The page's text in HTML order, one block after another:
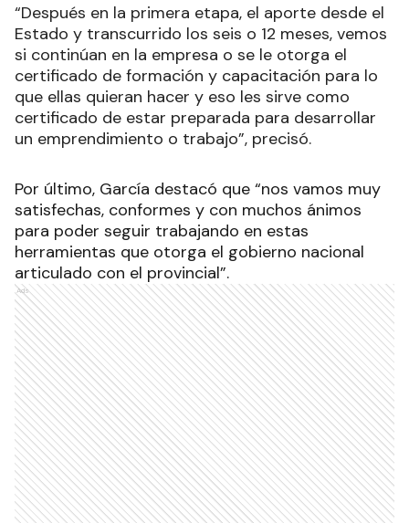
“Después en la primera etapa, el aporte desde el
Estado y transcurrido los seis o 12 meses, vemos
si continúan en la empresa o se le otorga el
certificado de formación y capacitación para lo
que ellas quieran hacer y eso les sirve como
certificado de estar preparada para desarrollar
un emprendimiento o trabajo”, precisó.
Por último, García destacó que “nos vamos muy
satisfechas, conformes y con muchos ánimos
para poder seguir trabajando en estas
herramientas que otorga el gobierno nacional
articulado con el provincial”.
Ads